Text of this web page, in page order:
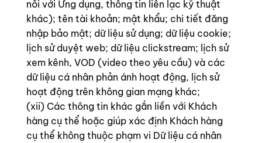
nối với Ứng dụng, thông tin liên lạc kỹ thuật
khác); tên tài khoản; mật khẩu; chi tiết đăng
nhập bảo mật; dữ liệu sử dụng; dữ liệu cookie;
lịch sử duyệt web; dữ liệu clickstream; lịch sử
xem kênh, VOD (video theo yêu cầu) và các
dữ liệu cá nhân phản ánh hoạt động, lịch sử
hoạt động trên không gian mạng khác;
(xii) Các thông tin khác gắn liền với Khách
hàng cụ thể hoặc giúp xác định Khách hàng
cụ thể không thuộc phạm vi Dữ liệu cá nhân